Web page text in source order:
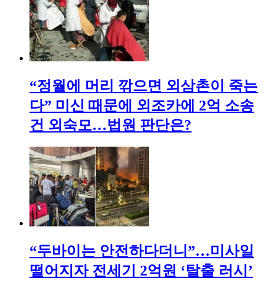
“정월에 머리 깎으면 외삼촌이 죽는
다” 미신 때문에 외조카에 2억 소송
건 외숙모…법원 판단은?
“두바이는 안전하다더니”…미사일
떨어지자 전세기 2억원 ‘탈출 러시’